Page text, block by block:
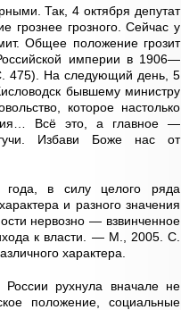
Так, 4 октября депутат
грознее грозного. Сейчас у
Общее положение грозит
империи в 1906—
475). На следующий день, 5
бывшему министру
которое настолько
Всё это, а главное —
тучи. Избави Боже нас от
года, в силу целого ряда
и разного значения
нервозно — взвинченное
к власти. — М., 2005. С.
характера.
России рухнула вначале не
положение, социальные